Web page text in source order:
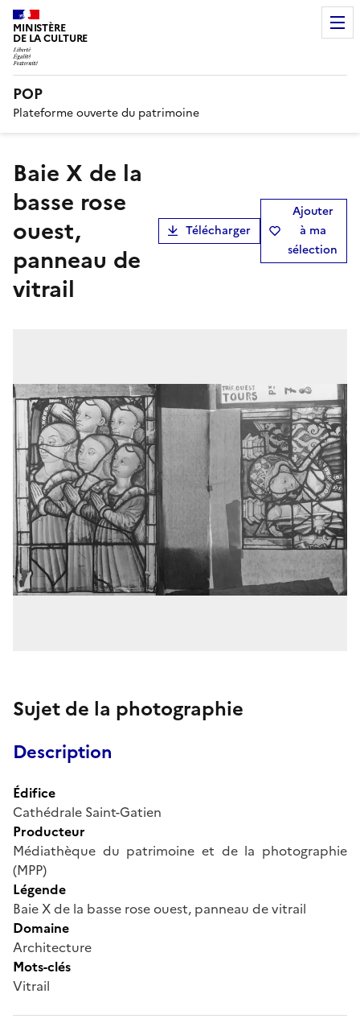
MINISTÈRE
DE LA CULTURE
POP
Plateforme ouverte du patrimoine
Baie X de la
basse rose
ouest,
panneau de
vitrail
Télécharger
Ajouter
à ma
sélection
Sujet de la photographie
Description
Édifice
Cathédrale Saint-Gatien
Producteur
Médiathèque du patrimoine et de la photographie
(MPP)
Légende
Baie X de la basse rose ouest, panneau de vitrail
Domaine
Architecture
Mots-clés
Vitrail